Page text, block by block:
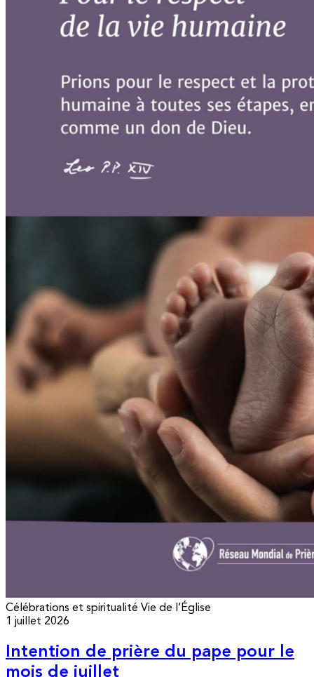
Célébrations et spiritualité Vie de l’Église
1 juillet 2026
Intention de prière du pape pour le
mois de juillet